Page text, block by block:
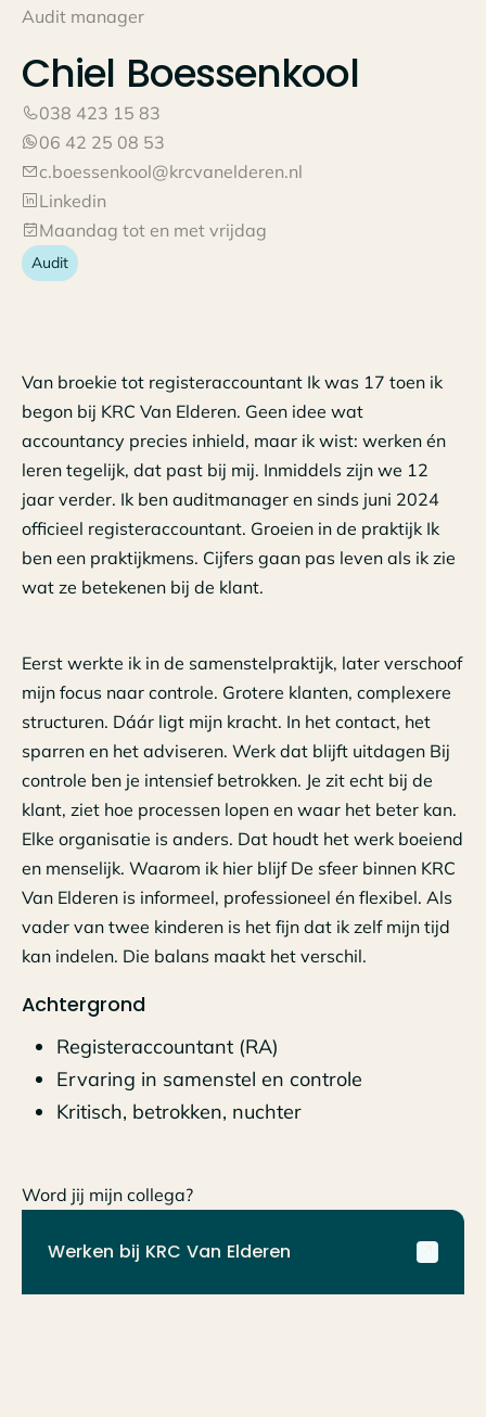
Audit manager
Chiel Boessenkool
038 423 15 83
06 42 25 08 53
c.boessenkool@krcvanelderen.nl
Linkedin
Maandag tot en met vrijdag
Audit
Van broekie tot registeraccountant Ik was 17 toen ik
begon bij KRC Van Elderen. Geen idee wat
accountancy precies inhield, maar ik wist: werken én
leren tegelijk, dat past bij mij. Inmiddels zijn we 12
jaar verder. Ik ben auditmanager en sinds juni 2024
officieel registeraccountant. Groeien in de praktijk Ik
ben een praktijkmens. Cijfers gaan pas leven als ik zie
wat ze betekenen bij de klant.
Eerst werkte ik in de samenstelpraktijk, later verschoof
mijn focus naar controle. Grotere klanten, complexere
structuren. Dáár ligt mijn kracht. In het contact, het
sparren en het adviseren. Werk dat blijft uitdagen Bij
controle ben je intensief betrokken. Je zit echt bij de
klant, ziet hoe processen lopen en waar het beter kan.
Elke organisatie is anders. Dat houdt het werk boeiend
en menselijk. Waarom ik hier blijf De sfeer binnen KRC
Van Elderen is informeel, professioneel én flexibel. Als
vader van twee kinderen is het fijn dat ik zelf mijn tijd
kan indelen. Die balans maakt het verschil.
Achtergrond
Registeraccountant (RA)
Ervaring in samenstel en controle
Kritisch, betrokken, nuchter
Word jij mijn collega?
Werken bij KRC Van Elderen